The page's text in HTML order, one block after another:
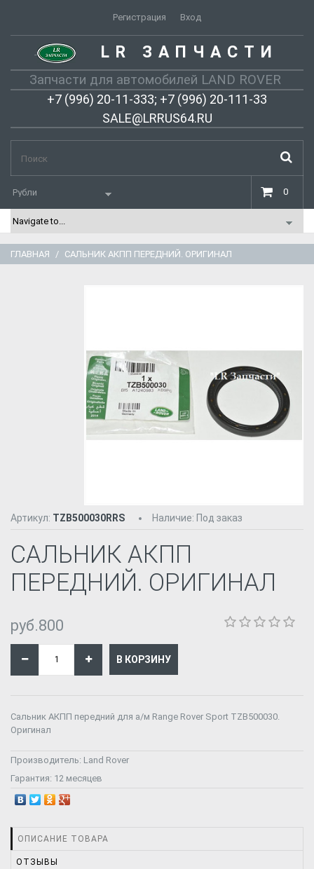
Регистрация Вход
- LR ЗАПЧАСТИ
Запчасти для автомобилей LAND ROVER
+7 (996) 20-11-333; +7 (996) 20-111-33
SALE@LRRUS64.RU
0
ГЛАВНАЯ САЛЬНИК АКПП ПЕРЕДНИЙ. ОРИГИНАЛ
Артикул: TZB500030RRS Наличие: Под заказ
САЛЬНИК АКПП
ПЕРЕДНИЙ. ОРИГИНАЛ
руб.800
Сальник АКПП передний для а/м Range Rover Sport TZB500030.
Оригинал
Производитель: Land Rover
Гарантия: 12 месяцев
ОПИСАНИЕ ТОВАРА
ОТЗЫВЫ